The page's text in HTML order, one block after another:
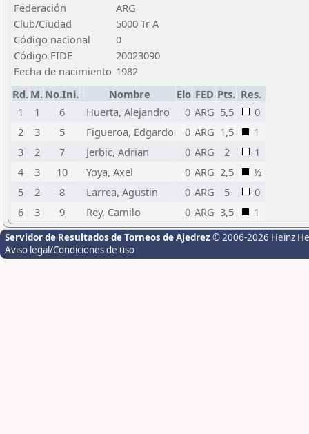
Federación
ARG
Club/Ciudad
5000 Tr A
Código nacional
0
Código FIDE
20023090
Fecha de nacimiento 1982
Rd. M. No.Ini. Nombre Elo FED Pts. Res.
1
1 6 Huerta, Alejandro 0 ARG 5,5
0
2
3 5 Figueroa, Edgardo 0 ARG 1,5
1
3
2 7 Jerbic, Adrian 0 ARG 2
1
4
3 10 Yoya, Axel 0 ARG 2,5
½
5
2 8 Larrea, Agustin 0 ARG 5
0
6
3 9 Rey, Camilo 0 ARG 3,5 1
Servidor de Resultados de Torneos de Ajedrez © 2006-2026 Heinz
Aviso legal/Condiciones de uso